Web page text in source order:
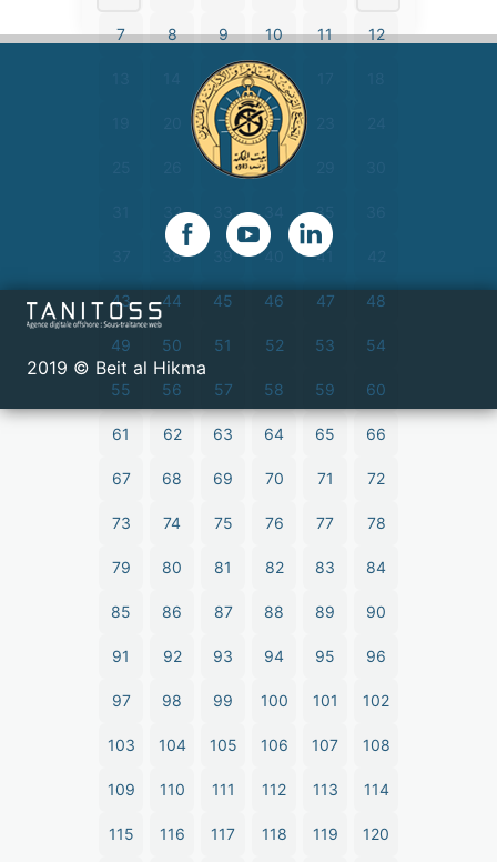
7 8 9 10 11 12
15 16
21 22
27 28
32 35
38 39 40 41
43 44 45 46 47 48
49 50 51 52 53 54
55 56 57 58 59 60
61 62 63 64 65 66
67 68 69 70 71 72
73 74 75 76 77 78
79 80 81 82 83 84
85 86 87 88 89 90
91 92 93 94 95 96
97 98 99 100 101 102
103 104 105 106 107 108
109 110 111 112 113 114
115 116 117 118 119 120
2019 © Beit al Hikma